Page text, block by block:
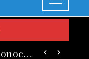
El legado de Estocolmo en acuerdos sobre contaminación y biodiversidad